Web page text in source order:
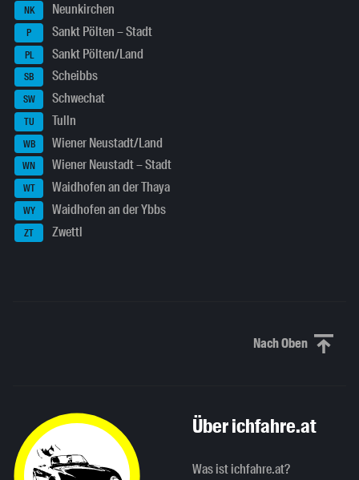
NK Neunkirchen
P Sankt Pölten – Stadt
PL Sankt Pölten/Land
SB Scheibbs
SW Schwechat
TU Tulln
WB Wiener Neustadt/Land
WN Wiener Neustadt – Stadt
WT Waidhofen an der Thaya
WY Waidhofen an der Ybbs
ZT Zwettl
Nach ObenNach oben
Über ichfahre.at
Was ist ichfahre.at?